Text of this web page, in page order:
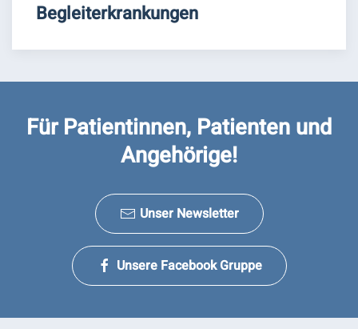
Begleiterkrankungen
Für Patientinnen, Patienten und
Angehörige!
Unser Newsletter
Unsere Facebook Gruppe